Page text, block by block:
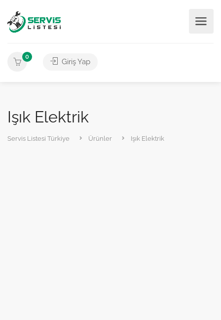
0
Giriş Yap
Işık Elektrik
Servis Listesi Türkiye Ürünler Işık Elektrik